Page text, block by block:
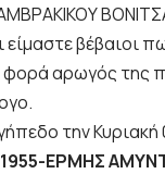
είμαστε βέβαιοι
φορά αρωγός της
την
ΕΡΜΗΣ